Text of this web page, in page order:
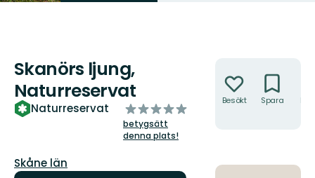
Skanörs ljung,
Naturreservat
Naturreservat
av
5
stjärnor
betygsätt
denna plats!
Län:
Skåne län
Besökt Spara